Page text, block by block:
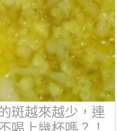
斑越來越少，連